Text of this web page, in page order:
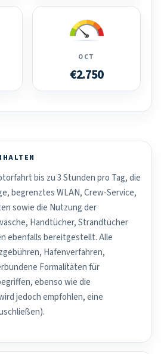
OCT
€2.750
bis zu 3 Stunden pro Tag, die
begrenztes WLAN, Crew-Service,
sowie die Nutzung der
Handtücher, Strandtücher
ebenfalls bereitgestellt. Alle
Hafenverfahren,
Formalitäten für
ebenso wie die
jedoch empfohlen, eine